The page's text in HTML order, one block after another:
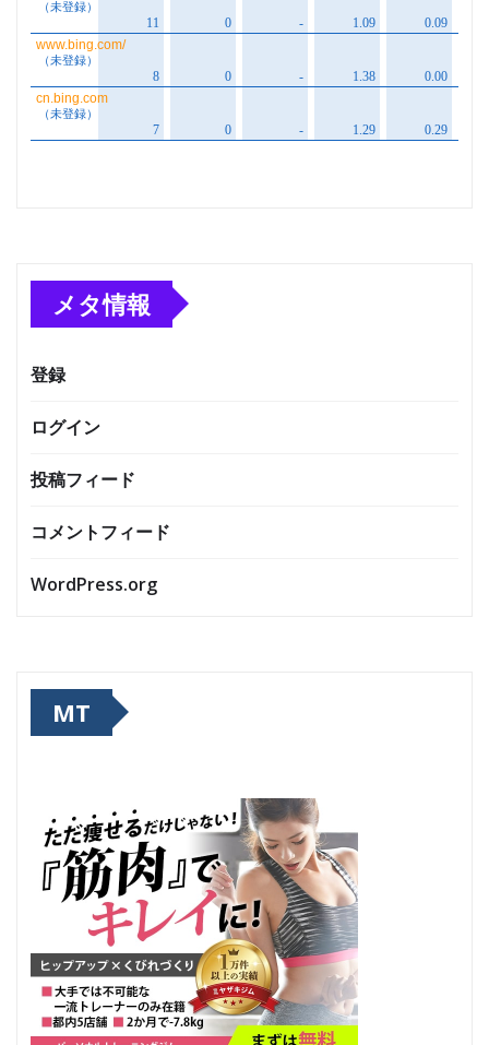
メタ情報
登録
ログイン
投稿フィード
コメントフィード
WordPress.org
MT